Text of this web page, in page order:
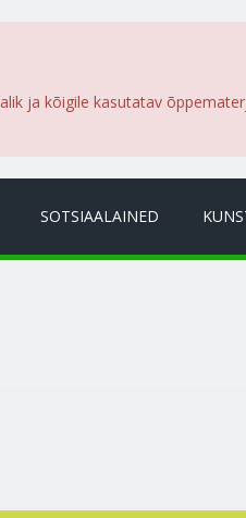
ja kõigile kasutatav
SOTSIAALAINED